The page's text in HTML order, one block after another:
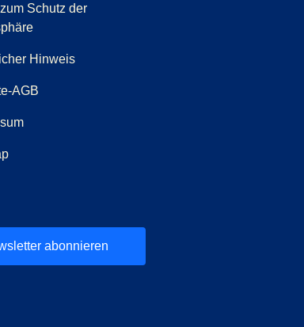
Schutz der
Hinweis
AGB
abonnieren